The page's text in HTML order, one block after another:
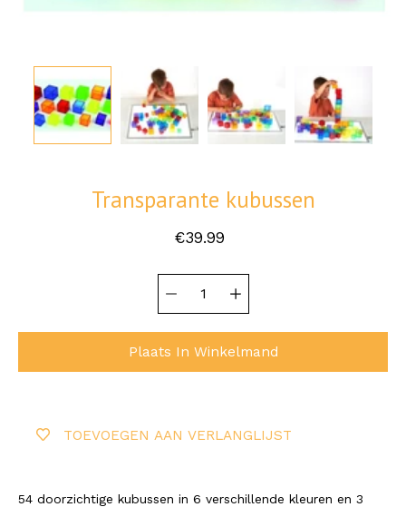
Transparante kubussen
€39.99
variant
selector
Plaats In Winkelmand
TOEVOEGEN AAN VERLANGLIJST
54 doorzichtige kubussen in 6 verschillende kleuren en 3